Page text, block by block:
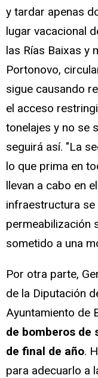
y tardar apenas
lugar vacacional
las Rías Baixas y
Portonovo,
sigue causando
el acceso
tonelajes y no se
seguirá así. "La
lo que prima en
llevan a cabo en
infraestructura
permeabilización
sometido a una
Por otra parte,
de la Diputación
Ayuntamiento de
de bomberos de
de final de año.
para adecuarlo a